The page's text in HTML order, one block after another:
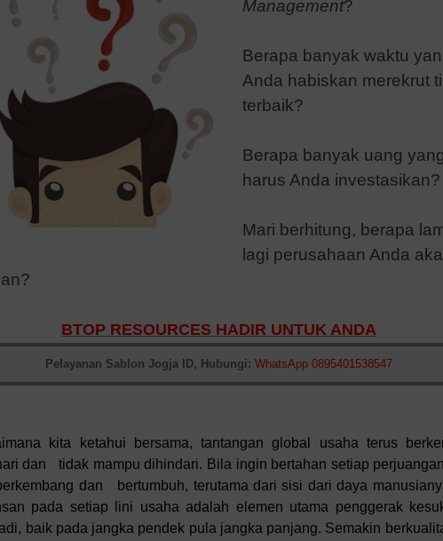
Management?
Berapa banyak waktu
Anda habiskan merekrut
terbaik?
Berapa banyak uang yang
harus Anda investasikan?
Mari berhitung, berapa
lagi perusahaan Anda
BTOP RESOURCES HADIR UNTUK ANDA
Pelayanan Sablon Jogja ID, Hubungi: WhatsApp 0895401538547
kita ketahui bersama, tantangan global usaha terus
dan tidak mampu dihindari. Bila ingin bertahan setiap
dan bertumbuh, terutama dari sisi dari daya
pada setiap lini usaha adalah elemen utama penggerak
baik pada jangka pendek pula jangka panjang. Semakin